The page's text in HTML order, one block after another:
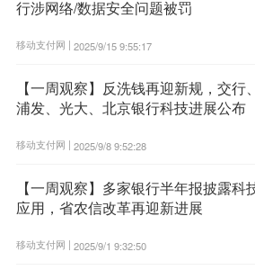
行涉网络/数据安全问题被罚
移动支付网 | 2025/9/15 9:55:17
【一周观察】反洗钱再迎新规，交行、
浦发、光大、北京银行科技进展公布
移动支付网 | 2025/9/8 9:52:28
【一周观察】多家银行半年报披露科
应用，省农信改革再迎新进展
移动支付网 | 2025/9/1 9:32:50